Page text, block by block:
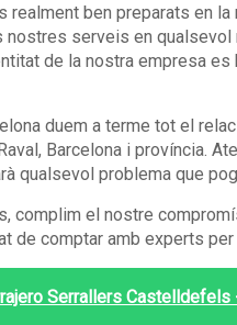
realment ben preparats en
nostres serveis en
de la nostra empresa
duem a terme tot el
Barcelona i província.
qualsevol problema que
complim el nostre
de comptar amb experts
Serrallers Castelldefels